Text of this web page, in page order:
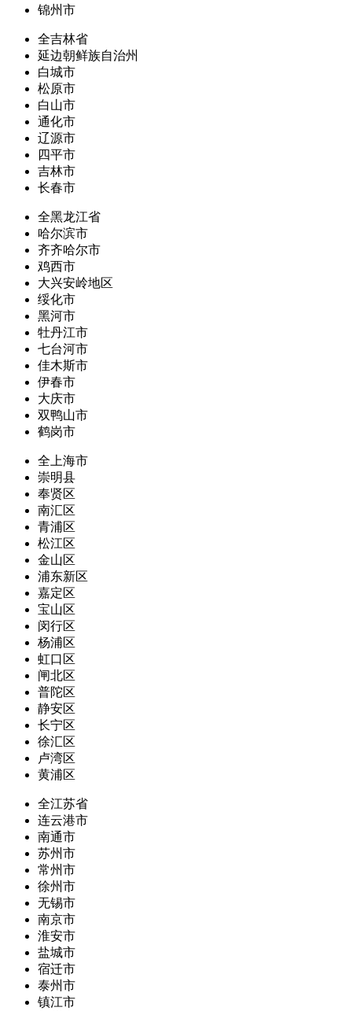
锦州市
全吉林省
延边朝鲜族自治州
白城市
松原市
白山市
通化市
辽源市
四平市
吉林市
长春市
全黑龙江省
哈尔滨市
齐齐哈尔市
鸡西市
大兴安岭地区
绥化市
黑河市
牡丹江市
七台河市
佳木斯市
伊春市
大庆市
双鸭山市
鹤岗市
全上海市
崇明县
奉贤区
南汇区
青浦区
松江区
金山区
浦东新区
嘉定区
宝山区
闵行区
杨浦区
虹口区
闸北区
普陀区
静安区
长宁区
徐汇区
卢湾区
黄浦区
全江苏省
连云港市
南通市
苏州市
常州市
徐州市
无锡市
南京市
淮安市
盐城市
宿迁市
泰州市
镇江市